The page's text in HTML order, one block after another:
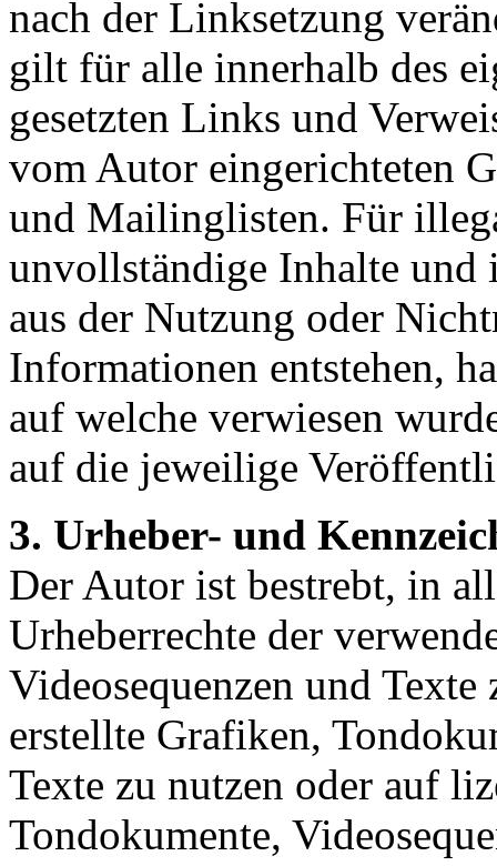
nach der Linksetzung
gilt für alle innerhalb des
gesetzten Links und
vom Autor eingerichteten
und Mailinglisten. Für
unvollständige Inhalte und
aus der Nutzung oder
Informationen entstehen,
auf welche verwiesen
auf die jeweilige
3. Urheber- und
Der Autor ist bestrebt, in
Urheberrechte der
Videosequenzen und
erstellte Grafiken,
Texte zu nutzen oder auf
Tondokumente,